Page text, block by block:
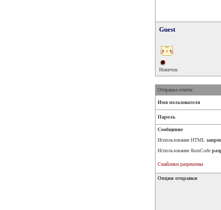
Guest
Новичок
Отправка ответа:
Имя пользователя
Пароль
Сообщение
Использование HTML
Использование IkonCode
Смайлики разрешены
Опции отправки